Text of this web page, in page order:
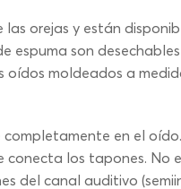
orejas y están
espuma son
moldeados a
en el
los tapones. No
del canal auditivo